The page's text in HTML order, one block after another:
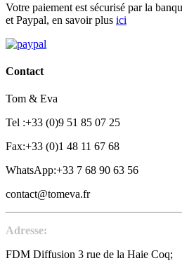
Votre paiement est sécurisé par la
et Paypal, en savoir plus ici
Contact
Tom & Eva
Tel :+33 (0)9 51 85 07 25
Fax:+33 (0)1 48 11 67 68
WhatsApp:+33 7 68 90 63 56
contact@tomeva.fr
Adresse:
FDM Diffusion 3 rue de la Haie Coq;